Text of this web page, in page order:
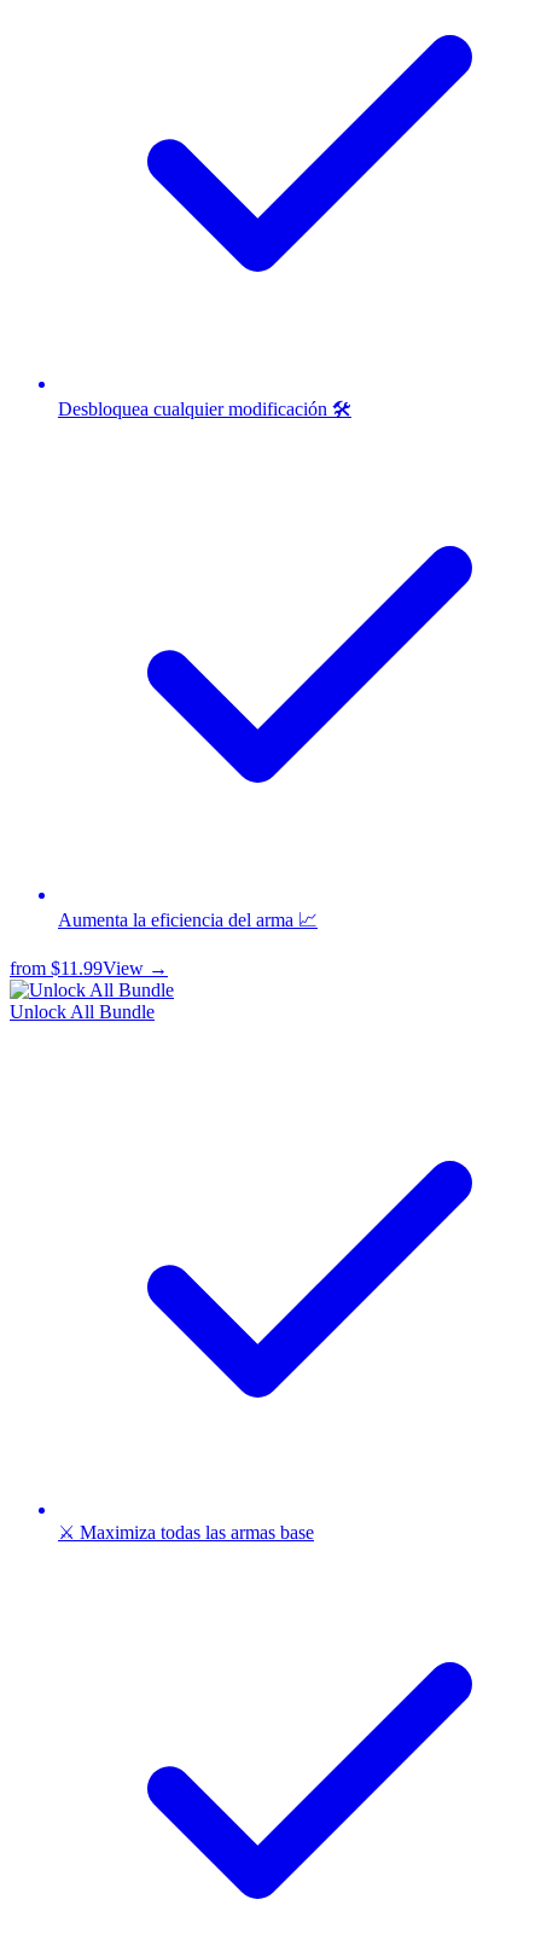
Desbloquea cualquier modificación 🛠️
Aumenta la eficiencia del arma 📈
from $11.99View →
Unlock All Bundle
⚔️ Maximiza todas las armas base